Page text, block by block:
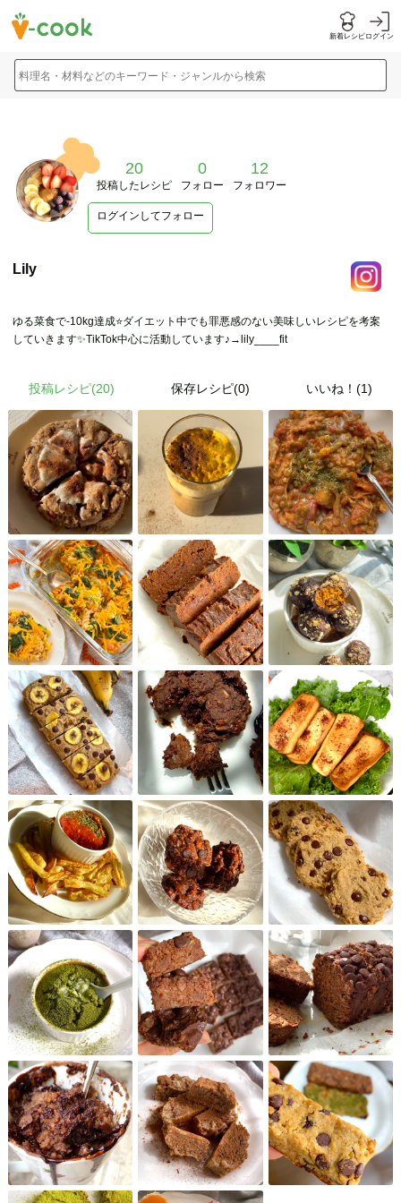
新着レシピログイン
料理名・材料などのキーワード・ジャンルから検索
20
投稿したレシピ
0
フォロー
12
フォロワー
ログインしてフォロー
Lily
ゆる菜食で-10kg達成⭐️ダイエット中でも罪悪感のない美味しいレシピを考案
していきます✨TikTok中心に活動しています♪→lily____fit
投稿レシピ(20) 保存レシピ(0) いいね！(1)